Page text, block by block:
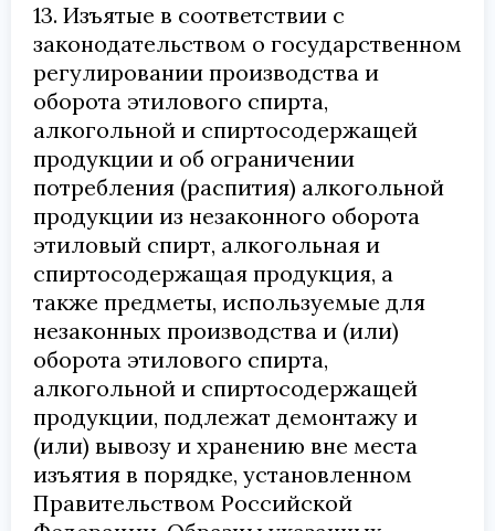
13. Изъятые в соответствии с
законодательством о государственном
регулировании производства и
оборота этилового спирта,
алкогольной и спиртосодержащей
продукции и об ограничении
потребления (распития) алкогольной
продукции из незаконного оборота
этиловый спирт, алкогольная и
спиртосодержащая продукция, а
также предметы, используемые для
незаконных производства и (или)
оборота этилового спирта,
алкогольной и спиртосодержащей
продукции, подлежат демонтажу и
(или) вывозу и хранению вне места
изъятия в порядке, установленном
Правительством Российской